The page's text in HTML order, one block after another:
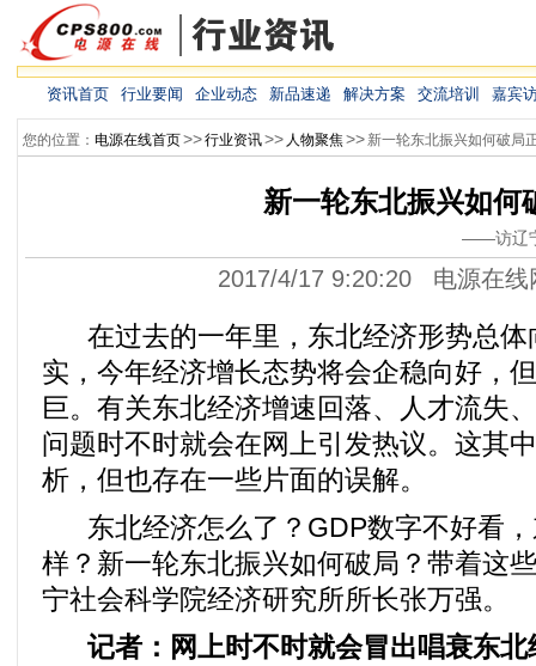
资讯首页 行业要闻 企业动态 新品速递 解决方案 交流培训 嘉宾
您的位置： 电源在线首页>>行业资讯>> 人物聚焦>> 新一轮东北振兴如何破局
新一轮东北振兴如何
——访辽
2017/4/17 9:20:20 电源在
在过去的一年里，东北经济形势总体
实，今年经济增长态势将会企稳向好，
巨。有关东北经济增速回落、人才流失
问题时不时就会在网上引发热议。这其
析，但也存在一些片面的误解。
东北经济怎么了？GDP数字不好看
样？新一轮东北振兴如何破局？带着这
宁社会科学院经济研究所所长张万强。
记者：网上时不时就会冒出唱衰东